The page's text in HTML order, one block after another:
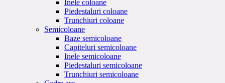
Inele coloane
Piedestaluri coloane
Trunchiuri coloane
Semicoloane
Baze semicoloane
Capiteluri semicoloane
Inele semicoloane
Piedestaluri semicoloane
Trunchiuri semicoloane